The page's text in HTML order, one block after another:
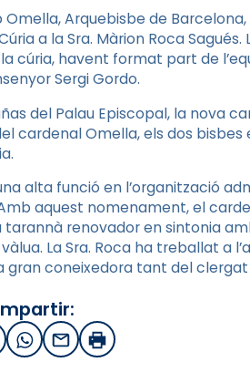
Arquebisbe de
a la Sra. Màrion Roca Sagués.
cúria, havent format part de
Sergi Gordo.
del Palau Episcopal, la nova
cardenal Omella, els dos bisbes
alta funció en l’organització
aquest nomenament, el
renovador en sintonia
La Sra. Roca ha treballat a
gran coneixedora tant del
Twitter
WhatsApp
EmailImprimir